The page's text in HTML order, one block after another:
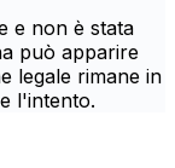
e non è stata
può apparire
legale rimane in
l'intento.